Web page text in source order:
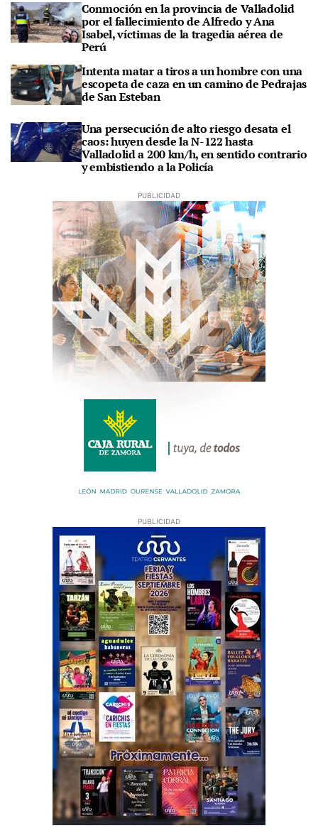
Conmoción en la provincia de Valladolid
por el fallecimiento de Alfredo y Ana
Isabel, víctimas de la tragedia aérea de
Perú
Intenta matar a tiros a un hombre con una
escopeta de caza en un camino de Pedrajas
de San Esteban
Una persecución de alto riesgo desata el
caos: huyen desde la N-122 hasta
Valladolid a 200 km/h, en sentido contrario
y embistiendo a la Policía